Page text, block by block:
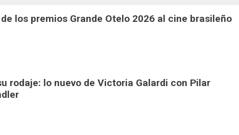
los premios Grande Otelo 2026 al cine brasileño
rodaje: lo nuevo de Victoria Galardi con Pilar